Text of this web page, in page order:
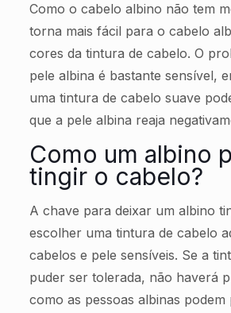
Como o cabelo albino não tem
torna mais fácil para o cabelo
cores da tintura de cabelo. O
pele albina é bastante sensível,
uma tintura de cabelo suave
que a pele albina reaja
Como um albino
tingir o cabelo?
A chave para deixar um albino
escolher uma tintura de cabelo
cabelos e pele sensíveis. Se a
puder ser tolerada, não haverá
como as pessoas albinas podem